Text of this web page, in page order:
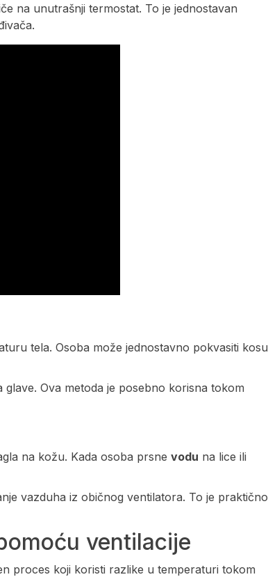
na unutrašnji termostat. To je jednostavan
tela. Osoba može jednostavno pokvasiti kosu
Ova metoda je posebno korisna tokom
na kožu. Kada osoba prsne vodu na lice ili
vazduha iz običnog ventilatora. To je praktično
ventilacije
proces koji koristi razlike u temperaturi tokom